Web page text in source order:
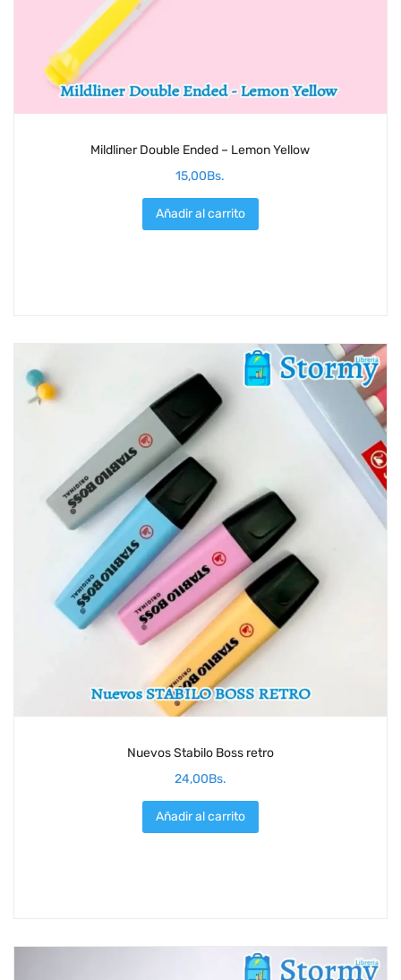
Mildliner Double Ended – Lemon Yellow
15,00Bs.
Añadir al carrito
Nuevos Stabilo Boss retro
24,00Bs.
Añadir al carrito